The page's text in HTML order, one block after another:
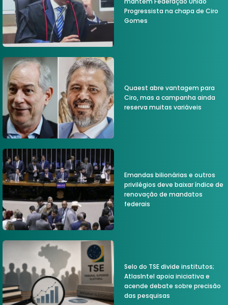
Progressista na chapa de Ciro
Gomes
Quaest abre vantagem para
Ciro, mas a campanha ainda
reserva muitas variáveis
Emandas bilionárias e outros
privilégios deve baixar índice de
renovação de mandatos
federais
Selo do TSE divide institutos;
AtlasIntel apoia iniciativa e
acende debate sobre precisão
das pesquisas